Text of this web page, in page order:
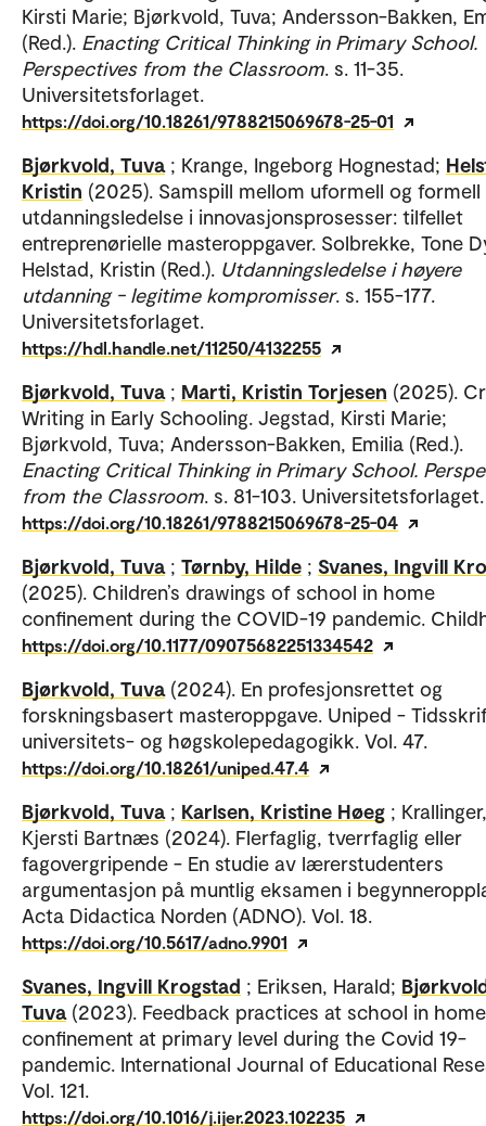
Kirsti Marie; Bjørkvold, Tuva; Andersson-Bakken,
(Red.). Enacting Critical Thinking in Primary School.
Perspectives from the Classroom. s. 11-35.
Universitetsforlaget.
https://doi.org/10.18261/9788215069678-25-01
Bjørkvold, Tuva ; Krange, Ingeborg Hognestad;
Kristin (2025). Samspill mellom uformell og formell
utdanningsledelse i innovasjonsprosesser: tilfellet
entreprenørielle masteroppgaver. Solbrekke, Tone
Helstad, Kristin (Red.). Utdanningsledelse i høyere
utdanning - legitime kompromisser. s. 155-177.
Universitetsforlaget.
https://hdl.handle.net/11250/4132255
Bjørkvold, Tuva ; Marti, Kristin Torjesen (2025).
Writing in Early Schooling. Jegstad, Kirsti Marie;
Bjørkvold, Tuva; Andersson-Bakken, Emilia (Red.).
Enacting Critical Thinking in Primary School.
from the Classroom. s. 81-103. Universitetsforlaget.
https://doi.org/10.18261/9788215069678-25-04
Bjørkvold, Tuva ; Tørnby, Hilde ; Svanes, Ingvill
(2025). Children’s drawings of school in home
confinement during the COVID-19 pandemic.
https://doi.org/10.1177/09075682251334542
Bjørkvold, Tuva (2024). En profesjonsrettet og
forskningsbasert masteroppgave. Uniped -
universitets- og høgskolepedagogikk. Vol. 47.
https://doi.org/10.18261/uniped.47.4
Bjørkvold, Tuva ; Karlsen, Kristine Høeg ; Krallinger,
Kjersti Bartnæs (2024). Flerfaglig, tverrfaglig eller
fagovergripende - En studie av lærerstudenters
argumentasjon på muntlig eksamen i
Acta Didactica Norden (ADNO). Vol. 18.
https://doi.org/10.5617/adno.9901
Svanes, Ingvill Krogstad ; Eriksen, Harald;
Tuva (2023). Feedback practices at school in home
confinement at primary level during the Covid 19-
pandemic. International Journal of Educational
Vol. 121.
https://doi.org/10.1016/j.ijer.2023.102235